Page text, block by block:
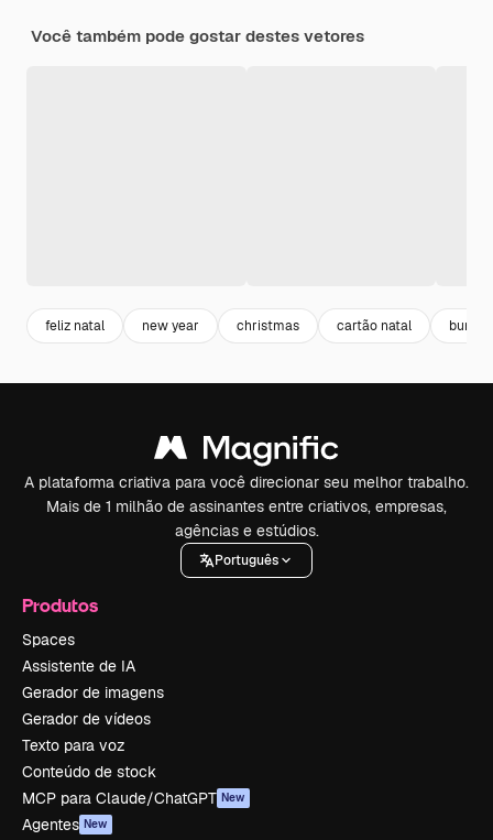
Você também pode gostar destes vetores
feliz natal new year christmas cartão natal bunny
A plataforma criativa para você direcionar seu melhor trabalho.
Mais de 1 milhão de assinantes entre criativos, empresas,
agências e estúdios.
Português
Produtos
Spaces
Assistente de IA
Gerador de imagens
Gerador de vídeos
Texto para voz
Conteúdo de stock
MCP para Claude/ChatGPT New
Agentes New